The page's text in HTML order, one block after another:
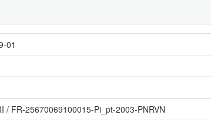
01
/ FR-25670069100015-Pi_pt-2003-PNRVN